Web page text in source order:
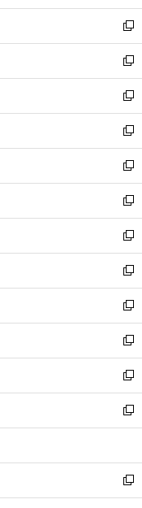
開
く
ウ
で
開
く
ン
ド
ウ
で
開
く
ウ
ィ
ン
ド
ウ
で
開
く
新
し
い
ウ
ィ
ン
ド
ウ
で
開
く
新
し
い
ウ
ィ
ン
ド
ウ
で
開
く
新
し
い
ウ
ィ
ン
ド
ウ
で
開
く
新
し
い
ウ
ィ
ン
ド
ウ
で
開
く
新
し
い
ウ
ィ
ン
ド
ウ
で
開
く
新
し
い
ウ
ィ
ン
ド
ウ
で
開
く
新
し
い
ウ
ィ
ン
ド
ウ
で
開
く
新
し
い
ウ
ィ
ン
ド
ウ
で
開
新
し
い
ウ
ィ
ン
ド
ウ
開
く
新
し
い
ウ
ィ
ン
ウ
で
開
新
し
い
ウ
ン
ド
ウ
新
し
ウ
ィ
ン
新
し